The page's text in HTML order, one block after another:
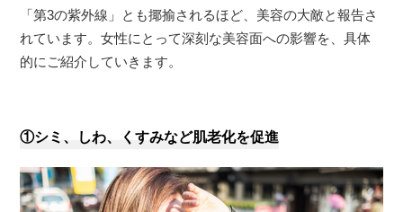
「第3の紫外線」とも揶揄されるほど、美容の大敵と報告さ
れています。女性にとって深刻な美容面への影響を、具体
的にご紹介していきます。
①シミ、しわ、くすみなど肌老化を促進